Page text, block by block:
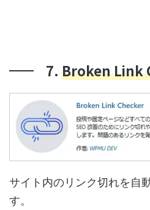
7. Broken Link
サイト内のリンク切れを自
す。